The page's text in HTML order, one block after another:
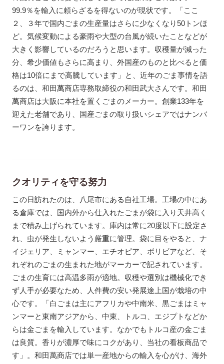
99.9％を輸入に頼らざるを得ないのが現状です。「ここ
２、３年で国内ごまの生産量はさらに少なくなり50トンほ
ど。気候変動による豪雨や大型の台風が続いたことなどが
大きく影響しているのだろうと思います。収穫量が減った
分、希少価値もさらに高まり、外国産のものと比べると価
格は10倍にまで高騰しています」と、近年のごま事情を語
るのは、和田萬商店専務取締役の和田武大さんです。和田
萬商店は大阪に本社を置くごまのメーカー。創業133年を
迎えた老舗であり、国産ごまの取り扱いシェアではナンバ
ーワンを誇ります。
クオリティを守る努力
この日訪れたのは、八尾市にある自社工場。工場の中にあ
る倉庫では、国内外から仕入れたごまが袋に入り天井高く
まで積み上げられています。庫内は常に20度以下に設定さ
れ、虫が発生しないよう厳重に管理。袋に目をやると、ナ
イジェリア、ミャンマー、エチオピア、ボリビアなど、そ
れぞれのごまの生まれた地がマーカーで記されています。
ごまの生育には高温多雨が適地。収穫や選別は機械化でき
ず人手が必要なため、人件費の安い発展途上国が栽培の中
心です。「白ごまは主にアフリカや中南米、黒ごまはミャ
ンマーと東南アジアから、中東、トルコ、エジプトなどか
らは金ごまを輸入しています。なかでもトルコ産の金ごま
は良質。香りが濃厚で味にコクがあり、当社の看板商品で
す」。和田萬商店では単一産地からの輸入を心がけ、海外